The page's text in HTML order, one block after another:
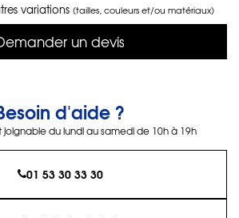
variations (tailles, couleurs et/ou matériaux)
un devis
d'aide ?
du lundi au samedi de 10h à 19h
01 53 30 33 30